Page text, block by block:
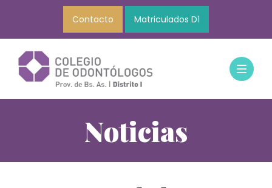
Contacto Matriculados D1
Noticias